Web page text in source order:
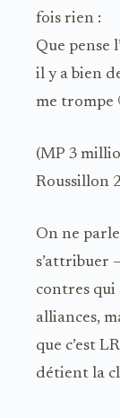
fois rien :
Que pense
il y a bien
me trompe
(MP 3
Roussillon
On ne
s’attribuer
contres qui
alliances,
que c’est
détient la